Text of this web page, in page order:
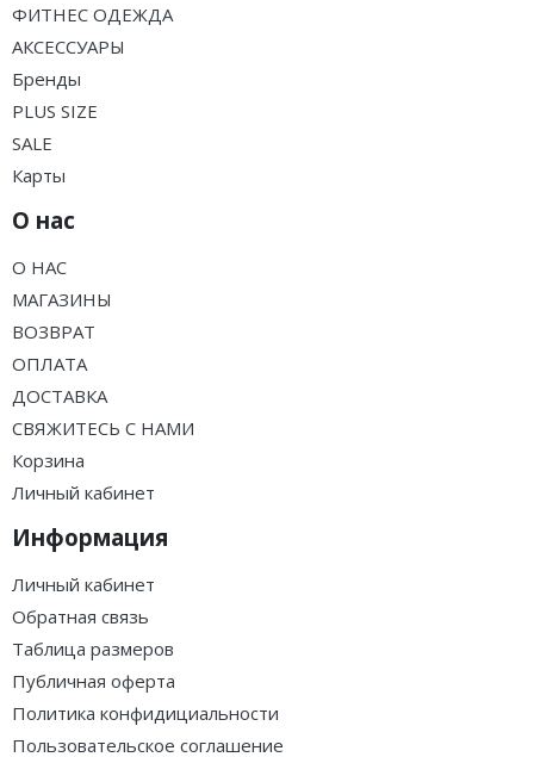
ФИТНЕС ОДЕЖДА
АКСЕССУАРЫ
Бренды
PLUS SIZE
SALE
Карты
О нас
О НАС
МАГАЗИНЫ
ВОЗВРАТ
ОПЛАТА
ДОСТАВКА
СВЯЖИТЕСЬ С НАМИ
Корзина
Личный кабинет
Информация
Личный кабинет
Обратная связь
Таблица размеров
Публичная оферта
Политика конфидициальности
Пользовательское соглашение